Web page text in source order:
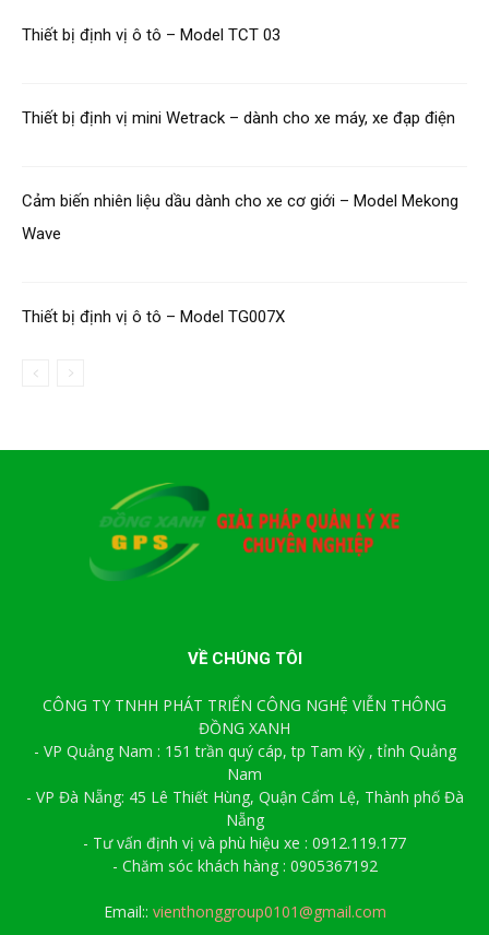
Thiết bị định vị ô tô – Model TCT 03
Thiết bị định vị mini Wetrack – dành cho xe máy, xe đạp điện
Cảm biến nhiên liệu dầu dành cho xe cơ giới – Model Mekong
Wave
Thiết bị định vị ô tô – Model TG007X
VỀ CHÚNG TÔI
CÔNG TY TNHH PHÁT TRIỂN CÔNG NGHỆ VIỄN THÔNG
ĐỒNG XANH
- VP Quảng Nam : 151 trần quý cáp, tp Tam Kỳ , tỉnh Quảng
Nam
- VP Đà Nẵng: 45 Lê Thiết Hùng, Quận Cẩm Lệ, Thành phố Đà
Nẵng
- Tư vấn định vị và phù hiệu xe : 0912.119.177
- Chăm sóc khách hàng : 0905367192
Email:: vienthonggroup0101@gmail.com